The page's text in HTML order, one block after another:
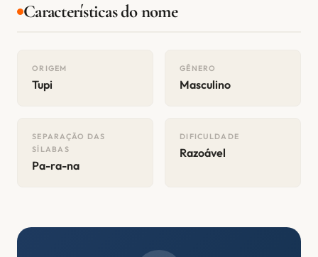
Características do nome
ORIGEM
Tupi
GÊNERO
Masculino
SEPARAÇÃO DAS
SÍLABAS
Pa-ra-na
DIFICULDADE
Razoável